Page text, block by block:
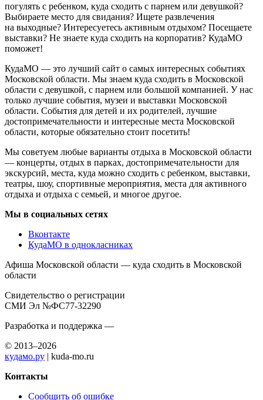
погулять с ребенком, куда сходить с парнем или девушкой?
Выбираете место для свидания? Ищете развлечения
на выходные? Интересуетесь активным отдыхом? Посещаете
выставки? Не знаете куда сходить на корпоратив? КудаМО
поможет!
КудаМО — это лучший сайт о самых интересных событиях
Московской области. Мы знаем куда сходить в Московской
области с девушкой, с парнем или большой компанией. У нас
только лучшие события, музеи и выставки Московской
области. События для детей и их родителей, лучшие
достопримечательности и интересные места Московской
области, которые обязательно стоит посетить!
Мы советуем любые варианты отдыха в Московской области
— концерты, отдых в парках, достопримечательности для
экскурсий, места, куда можно сходить с ребенком, выставки,
театры, шоу, спортивные мероприятия, места для активного
отдыха и отдыха с семьей, и многое другое.
Мы в социальных сетях
Вконтакте
КудаМО в однокласниках
Афиша Московской области — куда сходить в Московской
области
Свидетельство о регистрации
СМИ Эл №ФС77-32290
Разработка и поддержка —
© 2013–2026
кудамо.ру | kuda-mo.ru
Контакты
Сообщить об ошибке